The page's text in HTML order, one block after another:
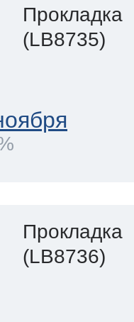
Прокладка
(LB8735)
Прокладка
(LB8736)